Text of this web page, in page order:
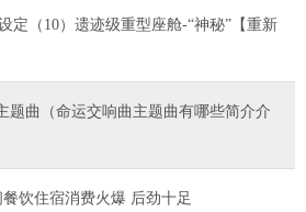
定（10）遗迹级重型座舱-“神秘”【重新
题曲（命运交响曲主题曲有哪些简介介
餐饮住宿消费火爆 后劲十足